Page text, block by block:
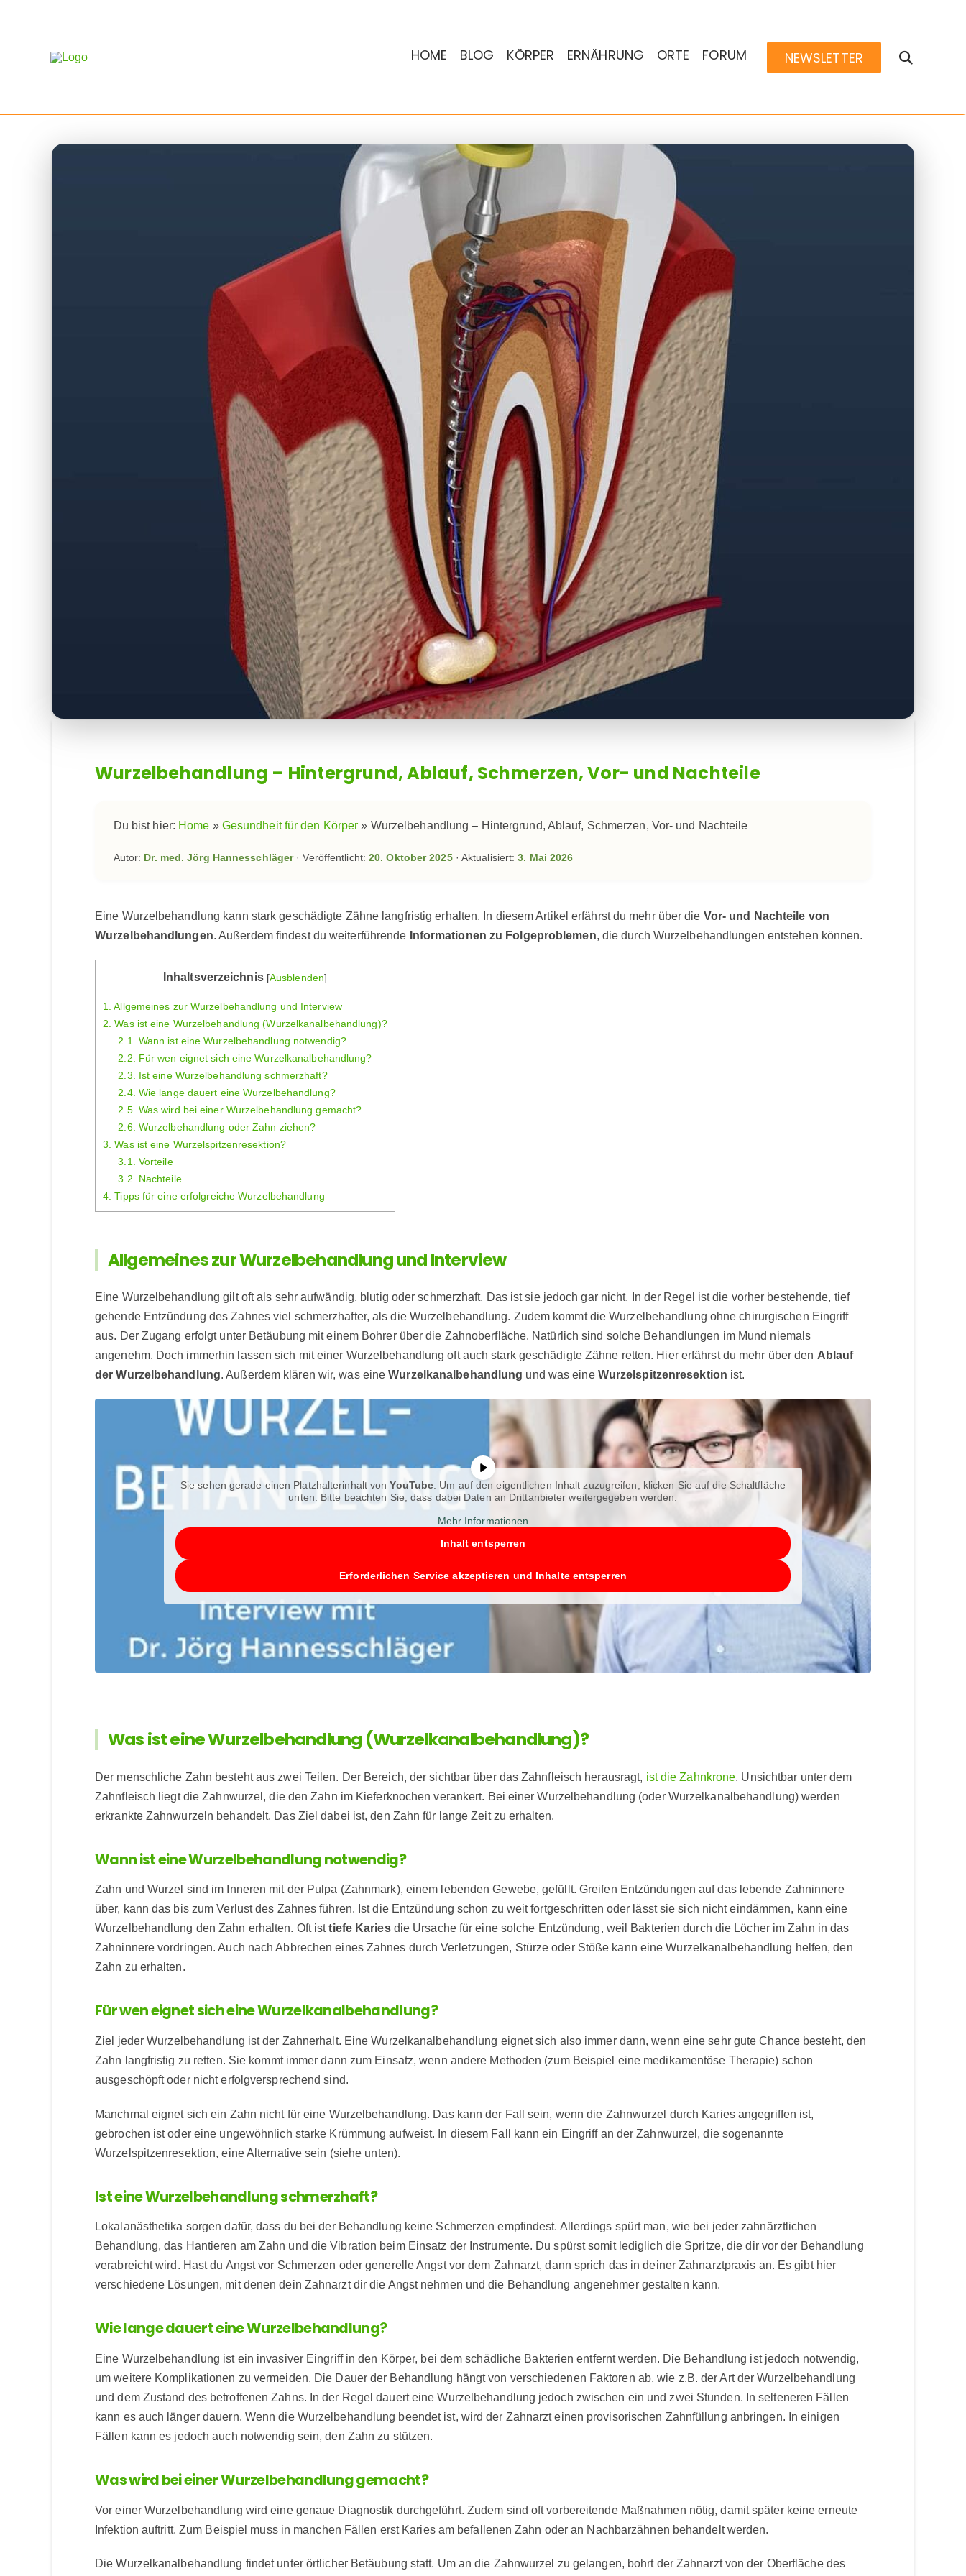
HOME BLOG KÖRPER ERNÄHRUNG ORTE FORUM NEWSLETTER
Wurzelbehandlung – Hintergrund, Ablauf, Schmerzen, Vor- und Nachteile
Du bist hier: Home » Gesundheit für den Körper » Wurzelbehandlung – Hintergrund, Ablauf, Schmerzen, Vor- und Nachteile
Autor: Dr. med. Jörg Hannesschläger· Veröffentlicht:20. Oktober 2025· Aktualisiert:3. Mai 2026
Eine Wurzelbehandlung kann stark geschädigte Zähne langfristig erhalten. In diesem Artikel erfährst du mehr über die Vor- und Nachteile von
Wurzelbehandlungen. Außerdem findest du weiterführende Informationen zu Folgeproblemen, die durch Wurzelbehandlungen entstehen können.
Inhaltsverzeichnis [Ausblenden]
1.
Allgemeines zur Wurzelbehandlung und Interview
2. Was ist eine Wurzelbehandlung (Wurzelkanalbehandlung)?
2.1.
Wann ist eine Wurzelbehandlung notwendig?
2.2.
Für wen eignet sich eine Wurzelkanalbehandlung?
2.3.
Ist eine Wurzelbehandlung schmerzhaft?
2.4. Wie lange dauert eine Wurzelbehandlung?
2.5. Was wird bei einer Wurzelbehandlung gemacht?
2.6. Wurzelbehandlung oder Zahn ziehen?
3. Was ist eine Wurzelspitzenresektion?
3.1.
Vorteile
3.2.
Nachteile
4. Tipps für eine erfolgreiche Wurzelbehandlung
Allgemeines zur Wurzelbehandlung und Interview
Eine Wurzelbehandlung gilt oft als sehr aufwändig, blutig oder schmerzhaft. Das ist sie jedoch gar nicht. In der Regel ist die vorher bestehende, tief
gehende Entzündung des Zahnes viel schmerzhafter, als die Wurzelbehandlung. Zudem kommt die Wurzelbehandlung ohne chirurgischen Eingriff
aus. Der Zugang erfolgt unter Betäubung mit einem Bohrer über die Zahnoberfläche. Natürlich sind solche Behandlungen im Mund niemals
angenehm. Doch immerhin lassen sich mit einer Wurzelbehandlung oft auch stark geschädigte Zähne retten. Hier erfährst du mehr über den Ablauf
der Wurzelbehandlung. Außerdem klären wir, was eineWurzelkanalbehandlung und was eine Wurzelspitzenresektion ist.
Sie sehen gerade einen Platzhalterinhalt vonYouTube. Um auf den eigentlichen Inhalt zuzugreifen, klicken Sie auf die Schaltfläche
unten. Bitte beachten Sie, dass dabei Daten an Drittanbieter weitergegeben werden.
Mehr Informationen
Inhalt entsperren
Erforderlichen Service akzeptieren und Inhalte entsperren
Was ist eine Wurzelbehandlung (Wurzelkanalbehandlung)?
Der menschliche Zahn besteht aus zwei Teilen. Der Bereich, der sichtbar über das Zahnfleisch herausragt, ist die Zahnkrone. Unsichtbar unter dem
Zahnfleisch liegt die Zahnwurzel, die den Zahn im Kieferknochen verankert. Bei einer Wurzelbehandlung (oder Wurzelkanalbehandlung) werden
erkrankte Zahnwurzeln behandelt. Das Ziel dabei ist, den Zahn für lange Zeit zu erhalten.
Wann ist eine Wurzelbehandlung notwendig?
Zahn und Wurzel sind im Inneren mit der Pulpa (Zahnmark), einem lebenden Gewebe, gefüllt. Greifen Entzündungen auf das lebende Zahninnere
über, kann das bis zum Verlust des Zahnes führen. Ist die Entzündung schon zu weit fortgeschritten oder lässt sie sich nicht eindämmen, kann eine
Wurzelbehandlung den Zahn erhalten. Oft isttiefe Kariesdie Ursache für eine solche Entzündung, weil Bakterien durch die Löcher im Zahn in das
Zahninnere vordringen. Auch nach Abbrechen eines Zahnes durch Verletzungen, Stürze oder Stöße kann eine Wurzelkanalbehandlung helfen, den
Zahn zu erhalten.
Für wen eignet sich eine Wurzelkanalbehandlung?
Ziel jeder Wurzelbehandlung ist der Zahnerhalt. Eine Wurzelkanalbehandlung eignet sich also immer dann, wenn eine sehr gute Chance besteht, den
Zahn langfristig zu retten. Sie kommt immer dann zum Einsatz, wenn andere Methoden (zum Beispiel eine medikamentöse Therapie) schon
ausgeschöpft oder nicht erfolgversprechend sind.
Manchmal eignet sich ein Zahn nicht für eine Wurzelbehandlung. Das kann der Fall sein, wenn die Zahnwurzel durch Karies angegriffen ist,
gebrochen ist oder eine ungewöhnlich starke Krümmung aufweist. In diesem Fall kann ein Eingriff an der Zahnwurzel, die sogenannte
Wurzelspitzenresektion, eine Alternative sein (siehe unten).
Ist eine Wurzelbehandlung schmerzhaft?
Lokalanästhetika sorgen dafür, dass du bei der Behandlung keine Schmerzen empfindest. Allerdings spürt man, wie bei jeder zahnärztlichen
Behandlung, das Hantieren am Zahn und die Vibration beim Einsatz der Instrumente. Du spürst somit lediglich die Spritze, die dir vor der Behandlung
verabreicht wird. Hast du Angst vor Schmerzen oder generelle Angst vor dem Zahnarzt, dann sprich das in deiner Zahnarztpraxis an. Es gibt hier
verschiedene Lösungen, mit denen dein Zahnarzt dir die Angst nehmen und die Behandlung angenehmer gestalten kann.
Wie lange dauert eine Wurzelbehandlung?
Eine Wurzelbehandlung ist ein invasiver Eingriff in den Körper, bei dem schädliche Bakterien entfernt werden. Die Behandlung ist jedoch notwendig,
um weitere Komplikationen zu vermeiden. Die Dauer der Behandlung hängt von verschiedenen Faktoren ab, wie z.B. der Art der Wurzelbehandlung
und dem Zustand des betroffenen Zahns. In der Regel dauert eine Wurzelbehandlung jedoch zwischen ein und zwei Stunden. In selteneren Fällen
kann es auch länger dauern. Wenn die Wurzelbehandlung beendet ist, wird der Zahnarzt einen provisorischen Zahnfüllung anbringen. In einigen
Fällen kann es jedoch auch notwendig sein, den Zahn zu stützen.
Was wird bei einer Wurzelbehandlung gemacht?
Vor einer Wurzelbehandlung wird eine genaue Diagnostik durchgeführt. Zudem sind oft vorbereitende Maßnahmen nötig, damit später keine erneute
Infektion auftritt. Zum Beispiel muss in manchen Fällen erst Karies am befallenen Zahn oder an Nachbarzähnen behandelt werden.
Die Wurzelkanalbehandlung findet unter örtlicher Betäubung statt. Um an die Zahnwurzel zu gelangen, bohrt der Zahnarzt von der Oberfläche des